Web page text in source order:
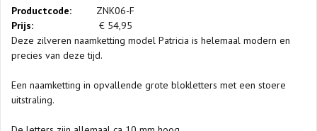
Productcode:
ZNK06-F
Prijs:
€ 54,95
Deze zilveren naamketting model Patricia is helemaal modern en
precies van deze tijd.
Een naamketting in opvallende grote blokletters met een stoere
uitstraling.